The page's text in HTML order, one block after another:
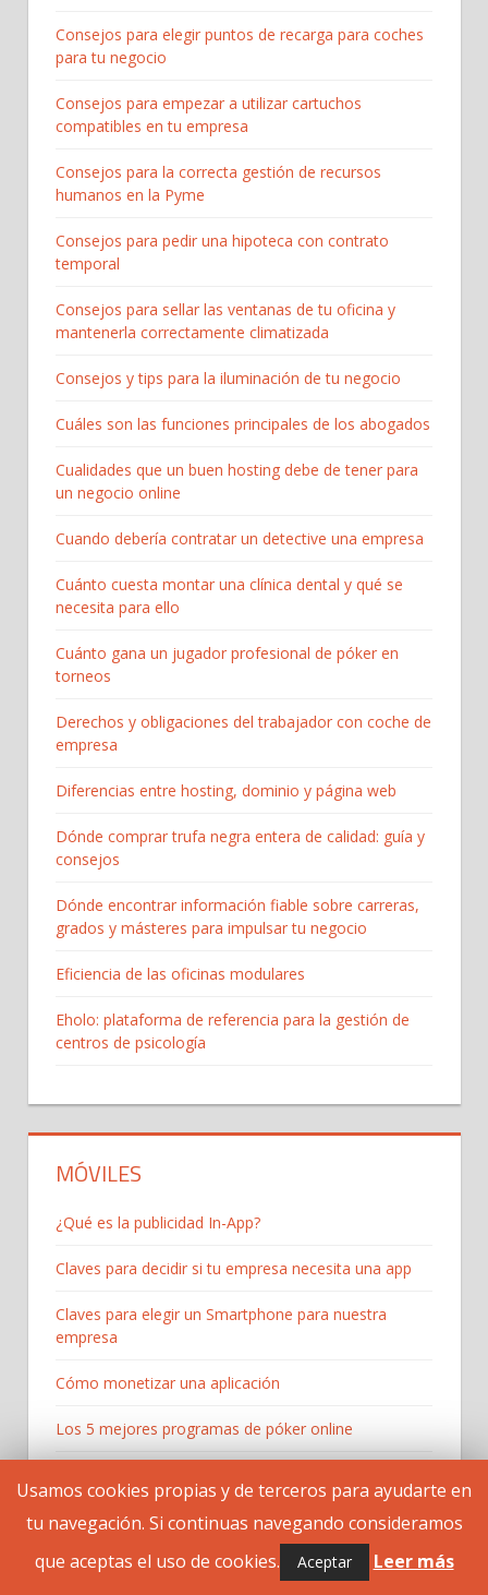
Consejos para elegir puntos de recarga para coches
para tu negocio
Consejos para empezar a utilizar cartuchos
compatibles en tu empresa
Consejos para la correcta gestión de recursos
humanos en la Pyme
Consejos para pedir una hipoteca con contrato
temporal
Consejos para sellar las ventanas de tu oficina y
mantenerla correctamente climatizada
Consejos y tips para la iluminación de tu negocio
Cuáles son las funciones principales de los abogados
Cualidades que un buen hosting debe de tener para
un negocio online
Cuando debería contratar un detective una empresa
Cuánto cuesta montar una clínica dental y qué se
necesita para ello
Cuánto gana un jugador profesional de póker en
torneos
Derechos y obligaciones del trabajador con coche de
empresa
Diferencias entre hosting, dominio y página web
Dónde comprar trufa negra entera de calidad: guía y
consejos
Dónde encontrar información fiable sobre carreras,
grados y másteres para impulsar tu negocio
Eficiencia de las oficinas modulares
Eholo: plataforma de referencia para la gestión de
centros de psicología
MÓVILES
¿Qué es la publicidad In-App?
Claves para decidir si tu empresa necesita una app
Claves para elegir un Smartphone para nuestra
empresa
Cómo monetizar una aplicación
Los 5 mejores programas de póker online
Publicidad móvil frente a publicidad clásica
Usamos cookies propias y de terceros para ayudarte en
tu navegación. Si continuas navegando consideramos
que aceptas el uso de cookies.
Aceptar Leer más